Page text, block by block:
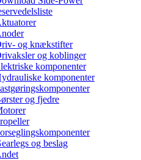
og knækstifter
og koblinger
komponenter
komponenter
og fjedre
og beslag